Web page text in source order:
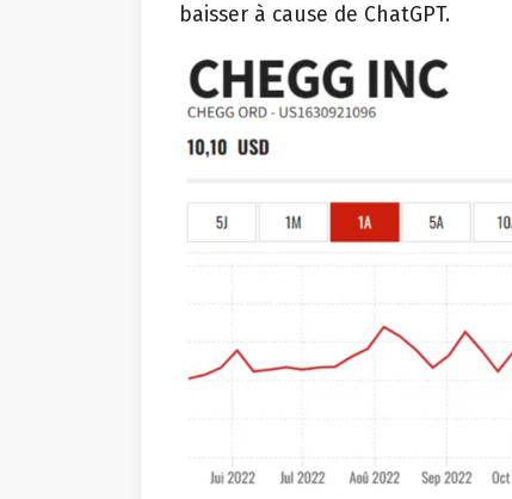
baisser à cause de ChatGPT.